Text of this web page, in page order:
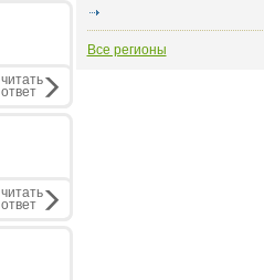
читать
ответ
читать
ответ
Все регионы